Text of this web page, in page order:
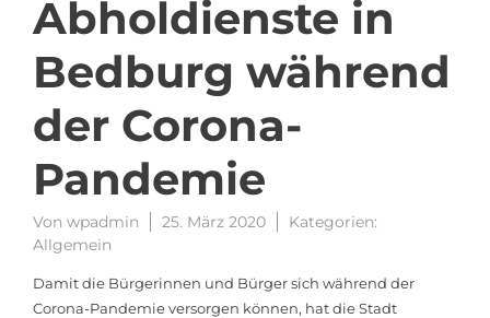
Abholdienste in
Bedburg während
der Corona-
Pandemie
Von wpadmin 25. März 2020
Kategorien:
Allgemein
Damit die Bürgerinnen und Bürger sich während der
Corona-Pandemie versorgen können, hat die Stadt